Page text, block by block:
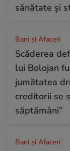
sănătate și
Bani și Afaceri
Scăderea
lui Bolojan
jumătatea
creditorii se
săptămâni”
Bani și Afaceri